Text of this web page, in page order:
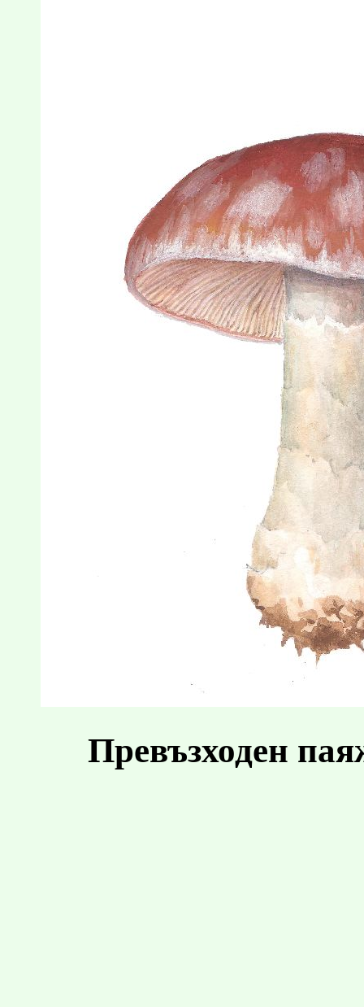
Превъзходен